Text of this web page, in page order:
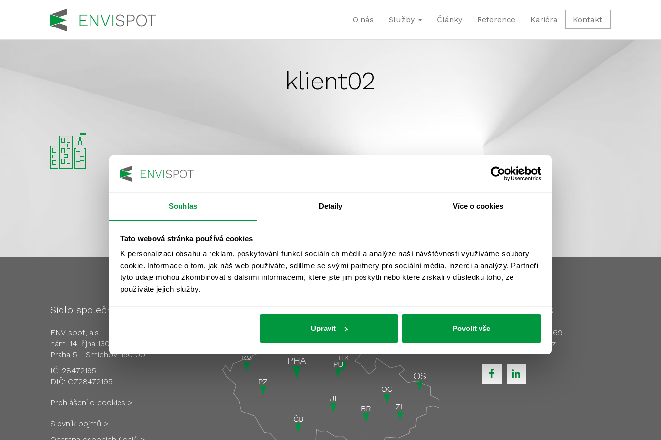
Souhlas Detaily Více o cookies
Tato webová stránka používá cookies
K personalizaci obsahu a reklam, poskytování funkcí sociálních médií a analýze naší návštěvnosti využíváme soubory
cookie. Informace o tom, jak náš web používáte, sdílíme se svými partnery pro sociální média, inzerci a analýzy. Partneři
tyto údaje mohou zkombinovat s dalšími informacemi, které jste jim poskytli nebo které získali v důsledku toho, že
používáte jejich služby.
Upravit Povolit vše
O nás Služby Články Reference Kariéra Kontakt
klient02
Sídlo společnosti
ENVIspot, a.s.
nám. 14. října 1307/2
Praha 5 - Smíchov, 150 00
IČ: 28472195
DIČ: CZ28472195
Prohlášení o cookies >
Slovník pojmů >
Kontaktujte nás
+420 244 404 569
info@envispot.cz